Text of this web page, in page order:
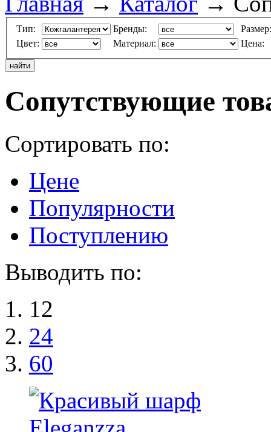
Тип: Бренды:
Размер:
Цвет:
Материал: Цена:
Сопутствующие
Сортировать по:
Цене
Популярности
Поступлению
Выводить по:
12
24
60